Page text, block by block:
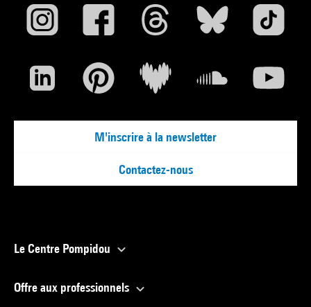
M'inscrire à la newsletter
Contactez-nous
Le Centre Pompidou
Offre aux professionnels